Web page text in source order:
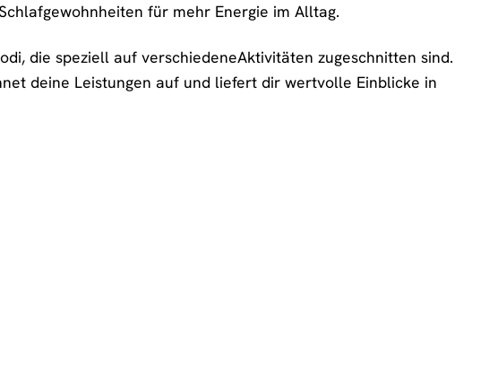
für mehr Energie im Alltag.
die speziell auf verschiedeneAktivitäten zugeschnitten sind.
deine Leistungen auf und liefert dir wertvolle Einblicke in